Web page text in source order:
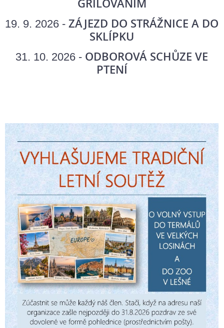
GRILOVÁNÍM
19. 9. 2026 - ZÁJEZD DO STRÁŽNICE A DO
SKLÍPKU
31. 10. 2026 - ODBOROVÁ SCHŮZE VE
PTENÍ